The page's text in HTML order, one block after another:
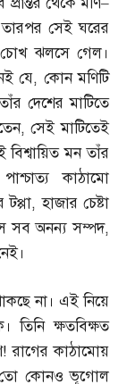
সেই ঘরের
চোখ ঝলসে গেল।
যে, কোন মণিটি
দেশের মাটিতে
,সেই মাটিতেই
মন তাঁর
কাঠামো
টপ্পা,হাজার চেষ্টা
সব অনন্য সম্পদ,
না। এই নিয়ে
তিনি ক্ষতবিক্ষত
!রাগের কাঠামোয়
তো কোনও ভূগোল